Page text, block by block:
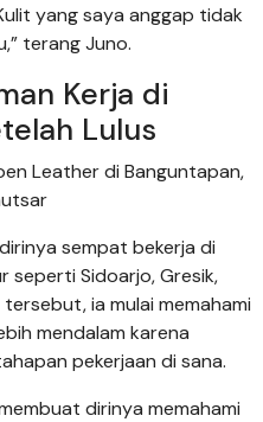
yang saya anggap tidak
terang Juno.
Kerja di
Lulus
Leather di Banguntapan,
sempat bekerja di
seperti Sidoarjo, Gresik,
ia mulai memahami
mendalam karena
pekerjaan di sana.
dirinya memahami